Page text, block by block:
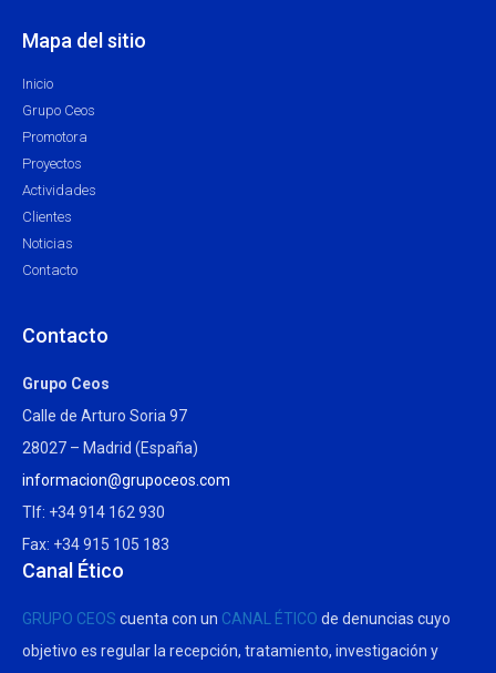
Mapa del sitio
Inicio
Grupo Ceos
Promotora
Proyectos
Actividades
Clientes
Noticias
Contacto
Contacto
Grupo Ceos
Calle de Arturo Soria 97
28027 – Madrid (España)
informacion@grupoceos.com
Tlf: +34 914 162 930
Fax: +34 915 105 183
Canal Ético
GRUPO CEOS cuenta con un CANAL ÉTICO de denuncias cuyo
objetivo es regular la recepción, tratamiento, investigación y